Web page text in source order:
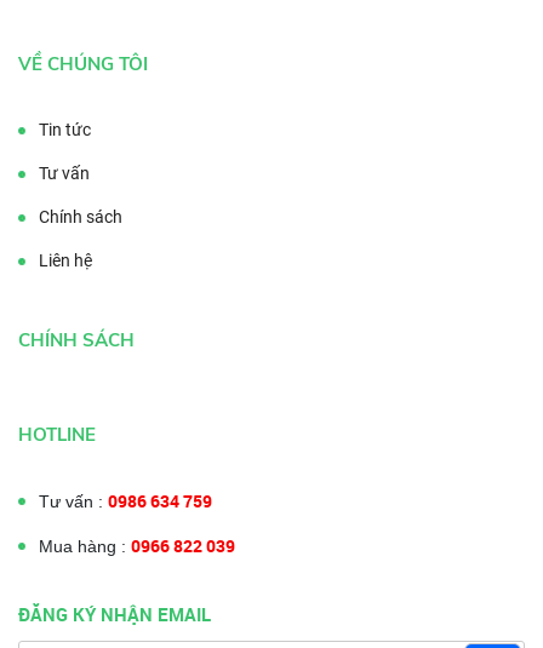
VỀ CHÚNG TÔI
Tin tức
Tư vấn
Chính sách
Liên hệ
CHÍNH SÁCH
HOTLINE
Tư vấn : 0986 634 759
Mua hàng : 0966 822 039
ĐĂNG KÝ NHẬN EMAIL